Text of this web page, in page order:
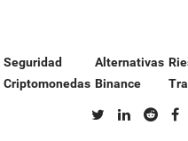
Seguridad
Criptomonedas
Alternativas
Binance